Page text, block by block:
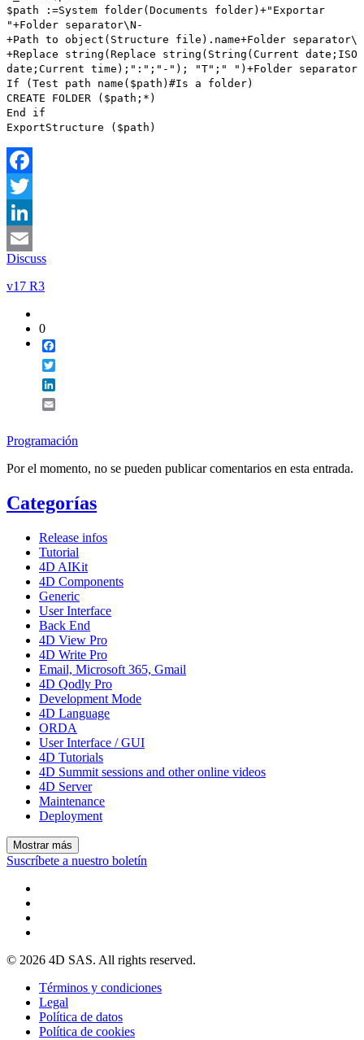
$path :=System folder( Documents folder)+"Exportar
"+Folder separator\N-
+Path to object ( Structure file ). name+Folder separator\
+Replace string ( Replace string ( String ( Current date ; ISO
date ; Current time );":";"-"); "T";" ")+Folder separator
If ( Test path name ( $path )#Is a folder)
CREATE FOLDER ( $path ;*)
End if
ExportStructure ( $path )
Facebook
Twitter
LinkedIn
Email
Discuss
v17 R3
0
Programación
Por el momento, no se pueden publicar comentarios en esta entrada.
Categorías
Release infos
Tutorial
4D AIKit
4D Components
Generic
User Interface
Back End
4D View Pro
4D Write Pro
Email, Microsoft 365, Gmail
4D Qodly Pro
Development Mode
4D Language
ORDA
User Interface / GUI
4D Tutorials
4D Summit sessions and other online videos
4D Server
Maintenance
Deployment
Mostrar más
Suscríbete a nuestro boletín
© 2026 4D SAS. All rights reserved.
Términos y condiciones
Legal
Política de datos
Política de cookies